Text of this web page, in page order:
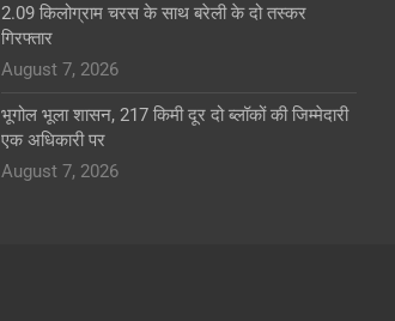
2.09 किलोग्राम चरस के साथ बरेली के दो तस्कर
गिरफ्तार
August 7, 2026
भूगोल भूला शासन, 217 किमी दूर दो ब्लॉकों की जिम्मेदारी
एक अधिकारी पर
August 7, 2026